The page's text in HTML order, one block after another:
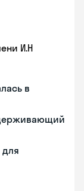
И.Н
в
для